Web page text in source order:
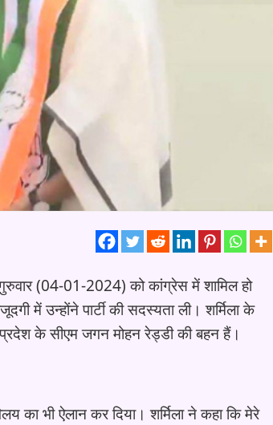
(04-01-2024) को कांग्रेस में शामिल हो
में उन्होंने पार्टी की सदस्यता ली। शर्मिला के
के सीएम जगन मोहन रेड्डी की बहन हैं।
का भी ऐलान कर दिया। शर्मिला ने कहा कि मेरे